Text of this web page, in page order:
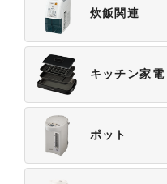
炊飯関連
キッチン家電
ポット